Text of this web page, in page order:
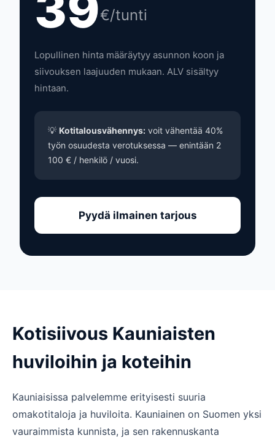
€/tunti
Lopullinen hinta määräytyy asunnon koon ja
siivouksen laajuuden mukaan. ALV sisältyy
hintaan.
💡 Kotitalousvähennys: voit vähentää 40%
työn osuudesta verotuksessa — enintään 2
100 € / henkilö / vuosi.
Pyydä ilmainen tarjous
Kotisiivous Kauniaisten
huviloihin ja koteihin
Kauniaisissa palvelemme erityisesti suuria
omakotitaloja ja huviloita. Kauniainen on Suomen yksi
vauraimmista kunnista, ja sen rakennuskanta